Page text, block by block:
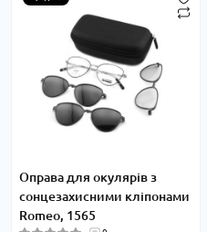
Оправа для окулярів з
сонцезахисними кліпонами
Romeo, 1565